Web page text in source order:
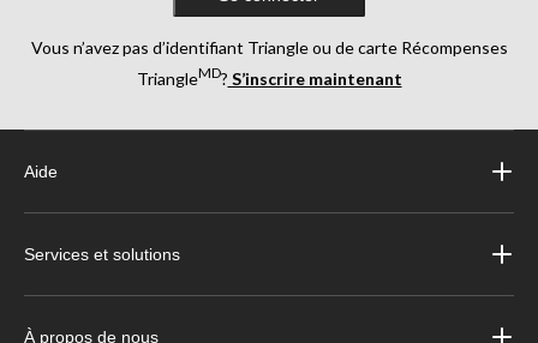
Vous n’avez pas d’identifiant Triangle ou de carte Récompenses
TriangleMD? S’inscrire maintenant
Aide
Services et solutions
À propos de nous